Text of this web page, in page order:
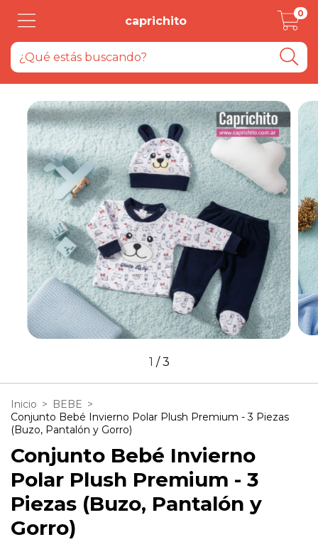
caprichito
0
1 /3
Inicio > BEBE >
Conjunto Bebé Invierno Polar Plush Premium - 3 Piezas
(Buzo, Pantalón y Gorro)
Conjunto Bebé Invierno
Polar Plush Premium - 3
Piezas (Buzo, Pantalón y
Gorro)